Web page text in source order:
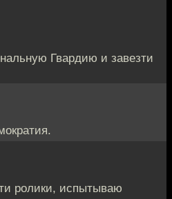
Гвардию и завезти
ролики, испытываю